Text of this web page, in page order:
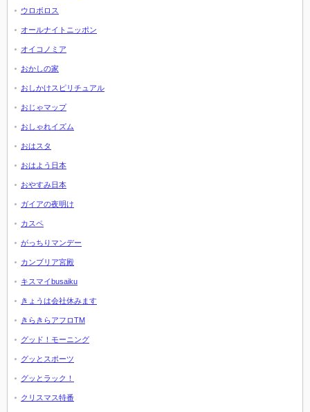
ウロボロス
オールナイトニッポン
オイコノミア
おかしの家
おしかけスピリチュアル
おじゃマップ
おしゃれイズム
おはスタ
おはよう日本
おやすみ日本
ガイアの夜明け
カスペ
がっちりマンデー
カンブリア宮殿
キスマイbusaiku
きょうは会社休みます
きらきらアフロTM
グッド！モーニング
グッとスポーツ
グッとラック！
クリスマス特番